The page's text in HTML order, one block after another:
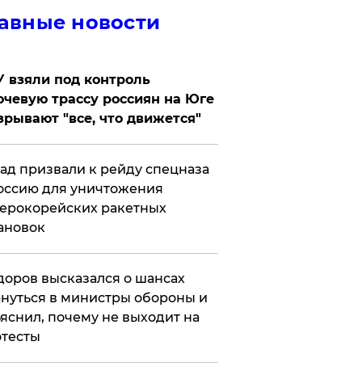
новости
взяли под контроль
трассу россиян на Юге
"все, что движется"
призвали к рейду спецназа
для уничтожения
ракетных
высказался о шансах
в министры обороны и
почему не выходит на